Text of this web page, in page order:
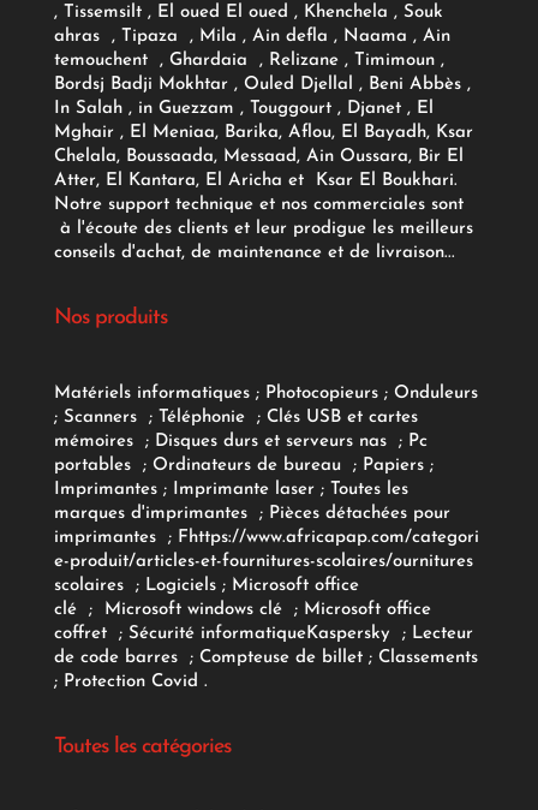
, Tissemsilt , El oued El oued , Khenchela , Souk
ahras , Tipaza , Mila , Ain defla , Naama , Ain
temouchent , Ghardaia , Relizane , Timimoun ,
Bordsj Badji Mokhtar , Ouled Djellal , Beni Abbès ,
In Salah , in Guezzam , Touggourt , Djanet , El
Mghair , El Meniaa, Barika, Aflou, El Bayadh, Ksar
Chelala, Boussaada, Messaad, Ain Oussara, Bir El
Atter, El Kantara, El Aricha et Ksar El Boukhari.
Notre support technique et nos commerciales sont
à l'écoute des clients et leur prodigue les meilleurs
conseils d'achat, de maintenance et de livraison...
Nos produits
Matériels informatiques; Photocopieurs; Onduleurs
; Scanners ; Téléphonie ; Clés USB et cartes
mémoires
; Disques durs et serveurs nas ; Pc
portables
; Ordinateurs de bureau ; Papiers;
Imprimantes;Imprimante laser; Toutes les
marques d'imprimantes
; Pièces détachées pour
imprimantes
; Fhttps://www.africapap.com/categori
e-produit/articles-et-fournitures-scolaires/ournitures
scolaires; Logiciels ; Microsoft office
clé
; Microsoft windows clé; Microsoft office
coffret ; Sécurité informatiqueKaspersky ; Lecteur
de code barres
; Compteuse de billet; Classements
; Protection Covid .
Toutes les catégories